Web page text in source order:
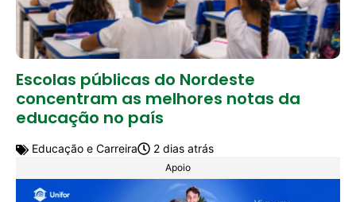
Escolas públicas do Nordeste
concentram as melhores notas da
educação no país
Educação e Carreira 2 dias atrás
Apoio